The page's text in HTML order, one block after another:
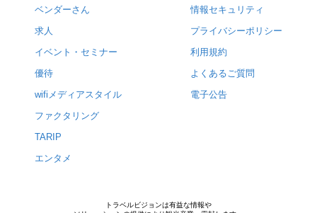
ベンダーさん
求人
イベント・セミナー
優待
wifiメディアスタイル
ファクタリング
TARIP
エンタメ
情報セキュリティ
プライバシーポリシー
利用規約
よくあるご質問
電子公告
トラベルビジョンは有益な情報や